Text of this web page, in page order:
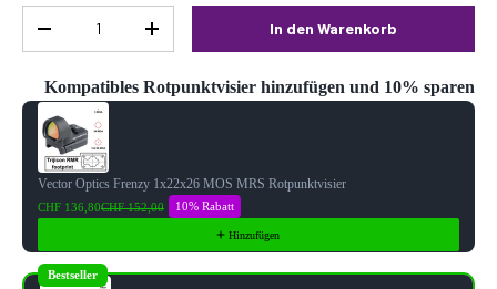
-
+ In den Warenkorb
Kompatibles Rotpunktvisier hinzufügen und 10% sparen
Use the Previous and Next buttons to navigate through product
Vector Optics Frenzy 1x22x26 MOS MRS Rotpunktvisier
CHF 136,80CHF 152,00 10% Rabatt
Hinzufügen
Bestseller